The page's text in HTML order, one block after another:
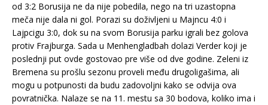
od 3:2 Borusija ne da nije pobedila, nego na tri uzastopna
meča nije dala ni gol. Porazi su doživljeni u Majncu 4:0 i
Lajpcigu 3:0, dok su na svom Borusija parku igrali bez golova
protiv Frajburga. Sada u Menhengladbah dolazi Verder koji je
poslednji put ovde gostovao pre više od dve godine. Zeleni iz
Bremena su prošlu sezonu proveli među drugoligašima, ali
mogu u potpunosti da budu zadovoljni kako se odvija ova
povratnička. Nalaze se na 11. mestu sa 30 bodova, koliko ima i